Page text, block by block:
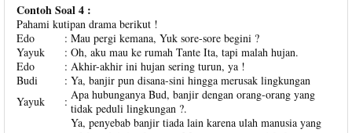
Contoh Soal 4 :
Pahami kutipan drama berikut !
Edo
: Mau pergi kemana, Yuk sore-sore begini ?
Yayuk
: Oh, aku mau ke rumah Tante Ita, tapi malah hujan.
Edo
: Akhir-akhir ini hujan sering turun, ya !
Budi
: Ya, banjir pun disana-sini hingga merusak lingkungan
Yayuk
: Apa hubunganya Bud, banjir dengan orang-orang yang
tidak peduli lingkungan ?.
Ya, penyebab banjir tiada lain karena ulah manusia yang